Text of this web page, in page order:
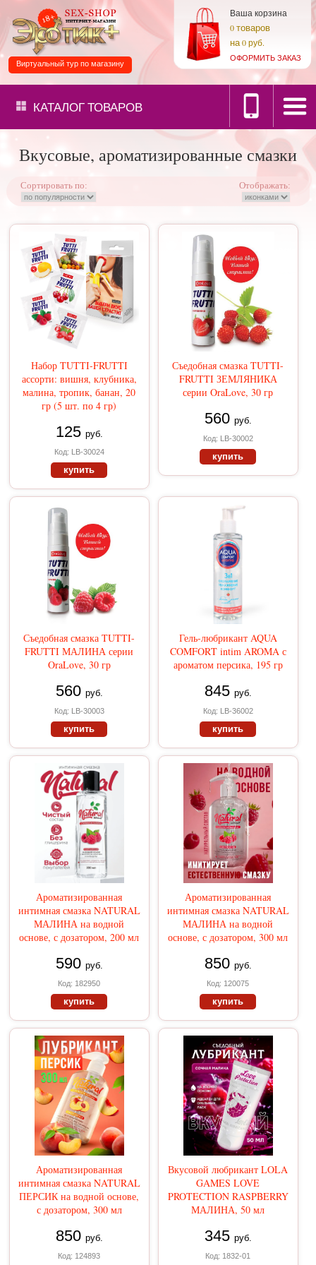
Ваша корзина
0товаров
на0 руб.
ОФОРМИТЬ ЗАКАЗ
Виртуальный тур по магазину
КАТАЛОГТОВАРОВ
Вкусовые, ароматизированные смазки
Сортировать по: Отображать:
Набор TUTTI-FRUTTI
ассорти: вишня, клубника,
малина, тропик, банан, 20
гр (5 шт. по 4 гр)
125 руб.
Код: LB-30024
купить
Съедобная смазка TUTTI-
FRUTTI ЗЕМЛЯНИКА
серии OraLove, 30 гр
560 руб.
Код: LB-30002
купить
Съедобная смазка TUTTI-
FRUTTI МАЛИНА серии
OraLove, 30 гр
560 руб.
Код: LB-30003
купить
Гель-любрикант AQUA
COMFORT intim AROMA с
ароматом персика, 195 гр
845 руб.
Код: LB-36002
купить
Ароматизированная
интимная смазка NATURAL
МАЛИНА на водной
основе, с дозатором, 200 мл
590 руб.
Код: 182950
купить
Ароматизированная
интимная смазка NATURAL
МАЛИНА на водной
основе, с дозатором, 300 мл
850 руб.
Код: 120075
купить
Ароматизированная
интимная смазка NATURAL
ПЕРСИК на водной основе,
с дозатором, 300 мл
850 руб.
Код: 124893
Вкусовой любрикант LOLA
GAMES LOVE
PROTECTION RASPBERRY
МАЛИНА, 50 мл
345 руб.
Код: 1832-01